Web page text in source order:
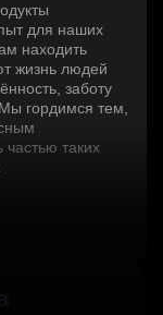
для наших
находить
жизнь людей
заботу
гордимся тем,
частью таких